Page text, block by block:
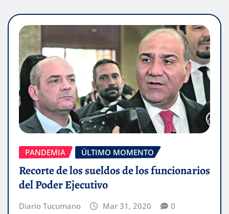
PANDEMIA ÚLTIMO MOMENTO
Recorte de los sueldos de los funcionarios
del Poder Ejecutivo
Diario Tucumano Mar 31, 2020 0